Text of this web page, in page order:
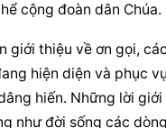
cộng đoàn dân Chúa.
giới thiệu về ơn gọi,
hiện diện và phục vụ
hiến. Những lời
như đời sống các